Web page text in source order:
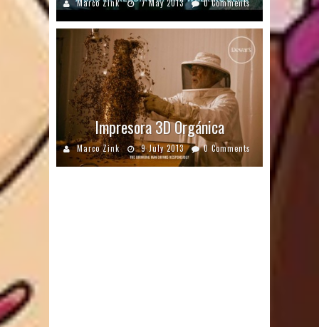
Marco Zink 7 May 2013 0 Comments
Impresora 3D Orgánica
Marco Zink 9 July 2013 0 Comments